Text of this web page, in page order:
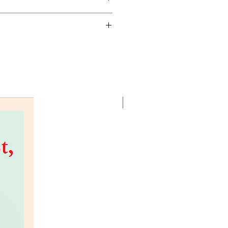
Bio DiVeda® après avoir nettoyé
à tous les types de peau Effet :